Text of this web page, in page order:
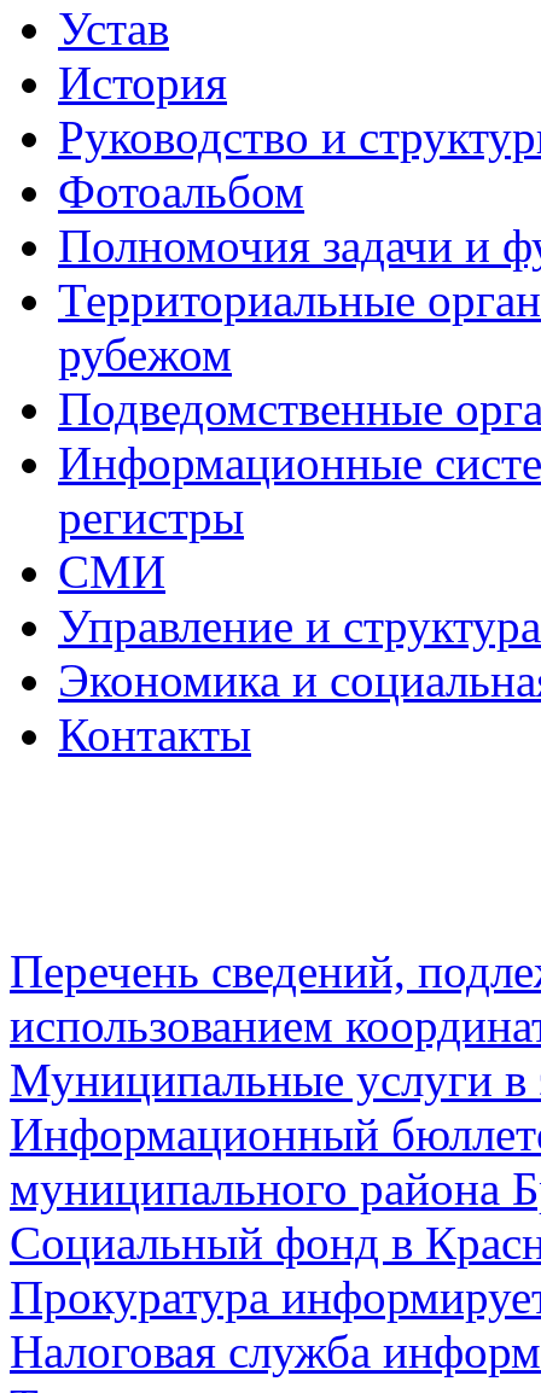
Устав
История
Руководство и
Фотоальбом
Полномочия задачи и
Территориальные
рубежом
Подведомственные
Информационные
регистры
СМИ
Управление и
Экономика и
Контакты
Перечень сведений,
использованием
Муниципальные услуги в
Информационный
муниципального района
Социальный фонд в
Прокуратура
Налоговая служба